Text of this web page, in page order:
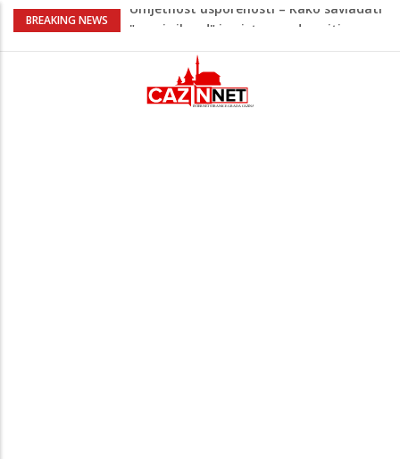
BREAKING NEWS
"spori vikend" i zaista se odmoriti
policajca i oštetio vrata
Razmišljate koji automobil kupiti? Nova
Honda Civic dobila odlične ocjene